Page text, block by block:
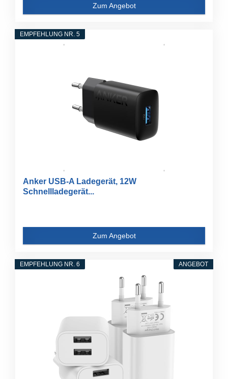
Zum Angebot
EMPFEHLUNG NR. 5
Anker USB-A Ladegerät, 12W
Schnellladegerät...
Zum Angebot
ANGEBOT
EMPFEHLUNG NR. 6